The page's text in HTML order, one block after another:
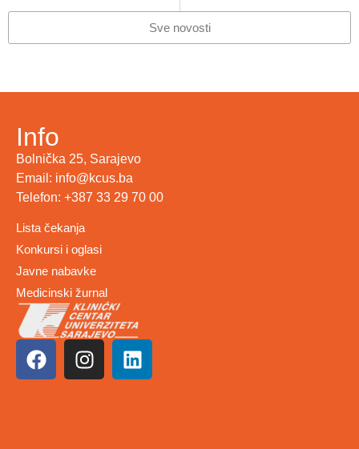
Sve novosti
Info
Bolnička 25, Sarajevo
Email: info@kcus.ba
Telefon: +387 33 29 70 00
Lista čekanja
Konkursi i oglasi
Javne nabavke
Medicinski žurnal